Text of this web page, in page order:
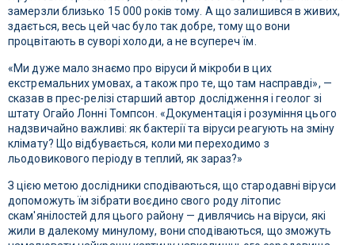
замерзли близько 15 000 років тому. А що залишився в живих,
здається, весь цей час було так добре, тому що вони
процвітають в суворі холоди, а не всупереч їм.
«Ми дуже мало знаємо про віруси й мікроби в цих
екстремальних умовах, а також про те, що там насправді», —
сказав в прес-релізі старший автор дослідження і геолог зі
штату Огайо Лонні Томпсон. «Документація і розуміння цього
надзвичайно важливі: як бактерії та віруси реагують на зміну
клімату? Що відбувається, коли ми переходимо з
льодовикового періоду в теплий, як зараз?»
З цією метою дослідники сподіваються, що стародавні віруси
допоможуть їм зібрати воєдино свого роду літопис
скам'янілостей для цього району — дивлячись на віруси, які
жили в далекому минулому, вони сподіваються, що зможуть